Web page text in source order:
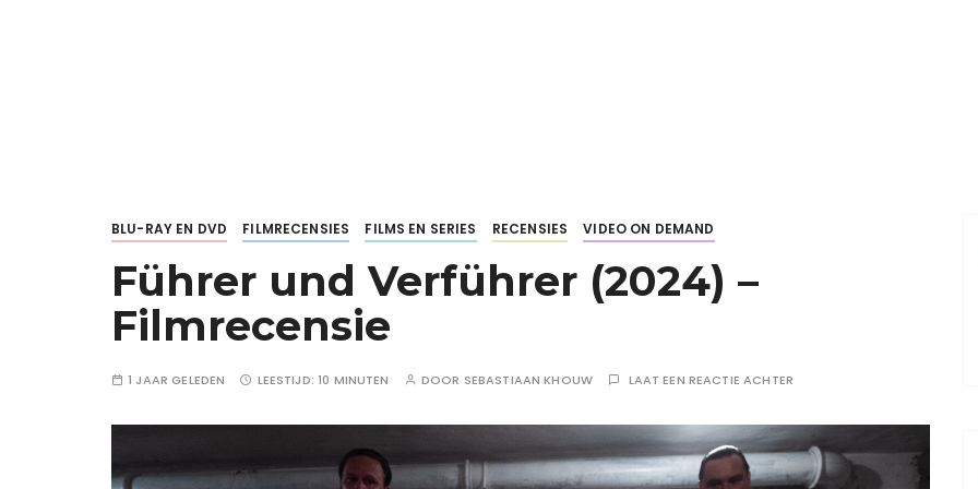
BLU-RAY EN DVD FILMRECENSIES FILMS EN SERIES RECENSIES VIDEO ON DEMAND
Führer und Verführer (2024) –
Filmrecensie
1 JAAR GELEDEN LEESTIJD:10 MINUTEN DOOR SEBASTIAAN KHOUW LAAT EEN REACTIE ACHTER